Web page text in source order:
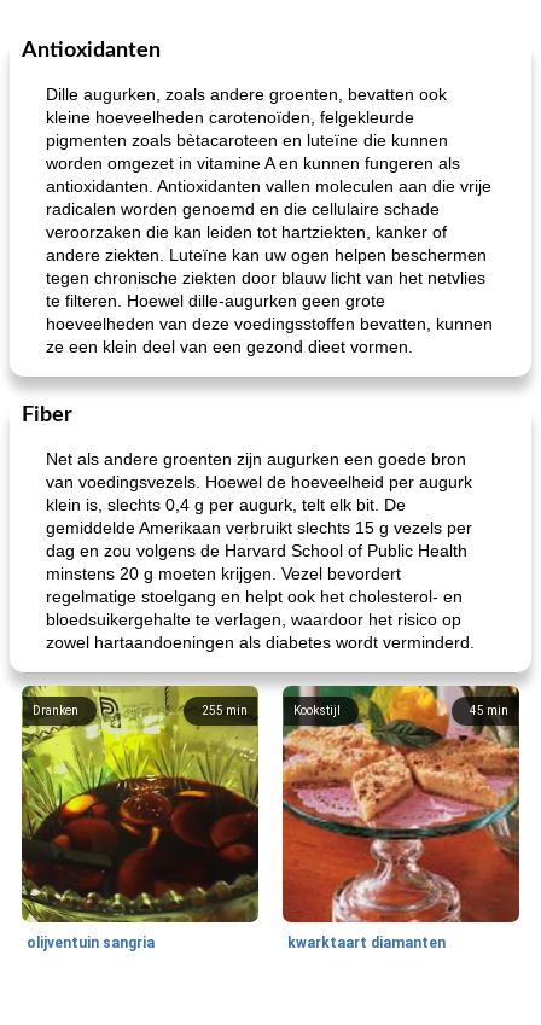
Antioxidanten
Dille augurken, zoals andere groenten, bevatten ook
kleine hoeveelheden carotenoïden, felgekleurde
pigmenten zoals bètacaroteen en luteïne die kunnen
worden omgezet in vitamine A en kunnen fungeren als
antioxidanten. Antioxidanten vallen moleculen aan die vrije
radicalen worden genoemd en die cellulaire schade
veroorzaken die kan leiden tot hartziekten, kanker of
andere ziekten. Luteïne kan uw ogen helpen beschermen
tegen chronische ziekten door blauw licht van het netvlies
te filteren. Hoewel dille-augurken geen grote
hoeveelheden van deze voedingsstoffen bevatten, kunnen
ze een klein deel van een gezond dieet vormen.
Fiber
Net als andere groenten zijn augurken een goede bron
van voedingsvezels. Hoewel de hoeveelheid per augurk
klein is, slechts 0,4 g per augurk, telt elk bit. De
gemiddelde Amerikaan verbruikt slechts 15 g vezels per
dag en zou volgens de Harvard School of Public Health
minstens 20 g moeten krijgen. Vezel bevordert
regelmatige stoelgang en helpt ook het cholesterol- en
bloedsuikergehalte te verlagen, waardoor het risico op
zowel hartaandoeningen als diabetes wordt verminderd.
255min
Dranken
olijventuin sangria
45 min
Kookstijl
kwarktaart diamanten